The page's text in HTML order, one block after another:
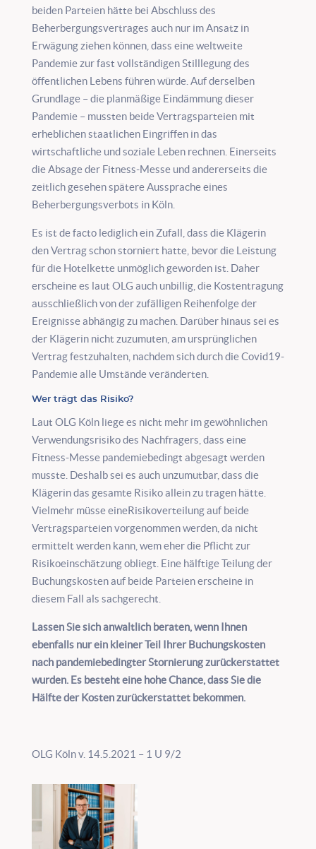
beiden Parteien hätte bei Abschluss des
Beherbergungsvertrages auch nur im Ansatz in
Erwägung ziehen können, dass eine weltweite
Pandemie zur fast vollständigen Stilllegung des
öffentlichen Lebens führen würde. Auf derselben
Grundlage – die planmäßige Eindämmung dieser
Pandemie – mussten beide Vertragsparteien mit
erheblichen staatlichen Eingriffen in das
wirtschaftliche und soziale Leben rechnen. Einerseits
die Absage der Fitness-Messe und andererseits die
zeitlich gesehen spätere Aussprache eines
Beherbergungsverbots in Köln.
Es ist de facto lediglich ein Zufall, dass die Klägerin
den Vertrag schon storniert hatte, bevor die Leistung
für die Hotelkette unmöglich geworden ist. Daher
erscheine es laut OLG auch unbillig, die Kostentragung
ausschließlich von der zufälligen Reihenfolge der
Ereignisse abhängig zu machen. Darüber hinaus sei es
der Klägerin nicht zuzumuten, am ursprünglichen
Vertrag festzuhalten, nachdem sich durch die Covid19-
Pandemie alle Umstände veränderten.
Wer trägt das Risiko?
Laut OLG Köln liege es nicht mehr im gewöhnlichen
Verwendungsrisiko des Nachfragers, dass eine
Fitness-Messe pandemiebedingt abgesagt werden
musste. Deshalb sei es auch unzumutbar, dass die
Klägerin das gesamte Risiko allein zu tragen hätte.
Vielmehr müsse eineRisikoverteilung auf beide
Vertragsparteien vorgenommen werden, da nicht
ermittelt werden kann, wem eher die Pflicht zur
Risikoeinschätzung obliegt. Eine hälftige Teilung der
Buchungskosten auf beide Parteien erscheine in
diesem Fall als sachgerecht.
Lassen Sie sich anwaltlich beraten, wenn Ihnen
ebenfalls nur ein kleiner Teil Ihrer Buchungskosten
nach pandemiebedingter Stornierung zurückerstattet
wurden. Es besteht eine hohe Chance, dass Sie die
Hälfte der Kosten zurückerstattet bekommen.
OLG Köln v. 14.5.2021 – 1 U 9/2